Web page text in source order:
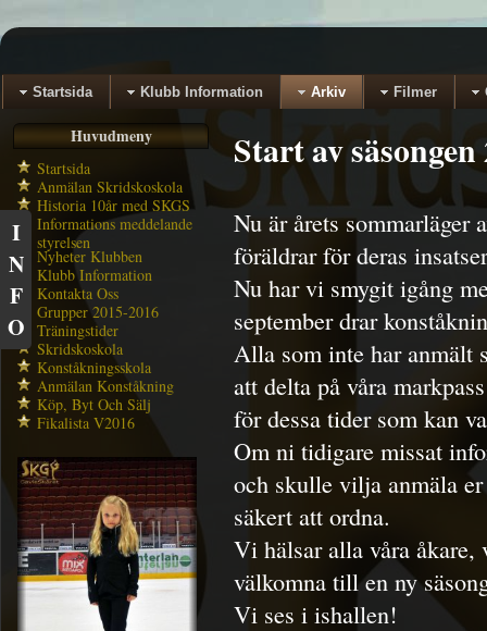
Startsida Klubb Information Arkiv Filmer
Huvudmeny
Startsida
Anmälan Skridskoskola
Historia 10år med SKGS
Informations meddelande
styrelsen
Nyheter Klubben
Klubb Information
Kontakta Oss
Grupper 2015-2016
Träningstider
Skridskoskola
Konståkningsskola
Anmälan Konståkning
Köp, Byt Och Sälj
Fikalista V2016
Start av
Nu är årets sommarläger
föräldrar för deras
Nu har vi smygit igång
september drar
Alla som inte har anmält
att delta på våra
för dessa tider som kan
Om ni tidigare missat
och skulle vilja anmäla
säkert att ordna.
Vi hälsar alla våra åkare,
välkomna till en ny
Vi ses i ishallen!
I
N
F
O